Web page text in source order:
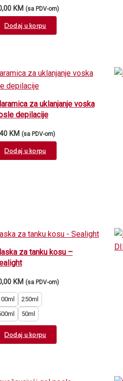
KM (sa PDV-om)
Dodaj u korpu
za uklanjanje voska
depilacije
KM (sa PDV-om)
Dodaj u korpu
za tanku kosu –
KM (sa PDV-om)
250ml
50ml
Dodaj u korpu
product